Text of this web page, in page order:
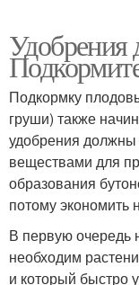
Удобрения
Подкормку
груши) также
удобрения должны
веществами для
образования
потому экономить
В первую очередь
необходим
и который быстро